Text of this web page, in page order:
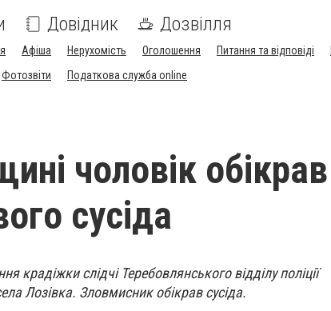
Довідник Дозвілля
Афіша Нерухомість Оголошення Питання та відповіді
Фотозвіти Податкова служба online
чоловік обікрав
сусіда
крадіжки слідчі Теребовлянського відділу поліції
Лозівка. Зловмисник обікрав сусіда.